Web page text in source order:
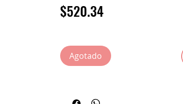
$520.34Precio
Agotado